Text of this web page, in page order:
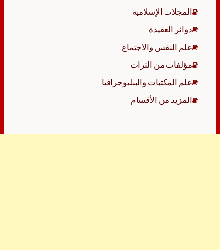
المجلات الإسلامية
دوائر العقيدة
علم النفس والاجتماع
مؤلفات من التراث
علم المكتبات والببليوجرافيا
المزيد من الأقسام